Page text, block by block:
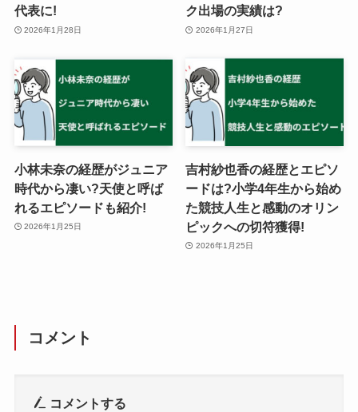
代表に!
2026年1月28日
ク出場の実績は?
2026年1月27日
小林未奈の経歴がジュニア
時代から凄い?天使と呼ば
れるエピソードも紹介!
2026年1月25日
吉村紗也香の経歴とエピソ
ードは?小学4年生から始め
た競技人生と感動のオリン
ピックへの切符獲得!
2026年1月25日
コメント
コメントする